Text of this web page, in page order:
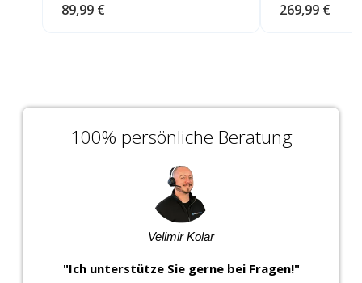
89,99 € 269,99 €
100% persönliche Beratung
Velimir Kolar
"Ich unterstütze Sie gerne bei Fragen!"